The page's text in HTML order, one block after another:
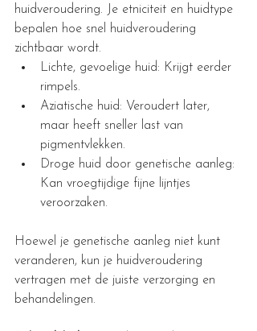
huidveroudering. Je etniciteit en huidtype
bepalen hoe snel huidveroudering
zichtbaar wordt.
Lichte, gevoelige huid: Krijgt eerder
rimpels.
Aziatische huid: Veroudert later,
maar heeft sneller last van
pigmentvlekken.
Droge huid door genetische aanleg:
Kan vroegtijdige fijne lijntjes
veroorzaken.
Hoewel je genetische aanleg niet kunt
veranderen, kun je huidveroudering
vertragen met de juiste verzorging en
behandelingen.